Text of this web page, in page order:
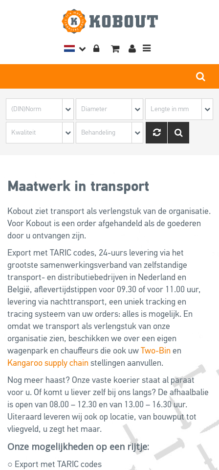
Toggle
Maatwerk in transport
Kobout ziet transport als verlengstuk van de organisatie.
Voor Kobout is een order afgehandeld als de goederen
door u ontvangen zijn.
Export met TARIC codes, 24-uurs levering via het
grootste samenwerkingsverband van zelfstandige
transport- en distributiebedrijven in Nederland en
België, aflevertijdstippen voor 09.30 of voor 11.00 uur,
levering via nachttransport, een uniek tracking en
tracing systeem van uw orders: alles is mogelijk. En
omdat we transport als verlengstuk van onze
organisatie zien, beschikken we over een eigen
wagenpark en chauffeurs die ook uw Two-Bin en
Kangaroo supply chain stellingen aanvullen.
Nog meer haast? Onze vaste koerier staat al paraat
voor u. Of komt u liever zelf bij ons langs? De afhaalbalie
is open van 08.00 – 12.30 en van 13.00 – 16.30 uur.
Uiteraard leveren wij ook op locatie, van bouwput tot
vliegveld, u zegt het maar.
Onze mogelijkheden op een rijtje:
○ Export met TARIC codes